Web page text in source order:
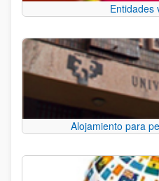
Entidades
Alojamiento para